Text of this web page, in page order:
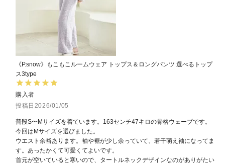
《P.snow》もこもこルームウェア トップス＆ロングパンツ 選べるトップ
ス3type
購入者
投稿日 2026/01/05
普段S〜Mサイズを着ています。163センチ47キロの骨格ウェーブです。
今回はMサイズを選びました。
ウエスト余裕あります。袖や裾が少し余っていて、若干萌え袖になってま
す。あったかくて可愛くてよいです。
首元が空いていると寒いので、タートルネックデザインなのがありがたい